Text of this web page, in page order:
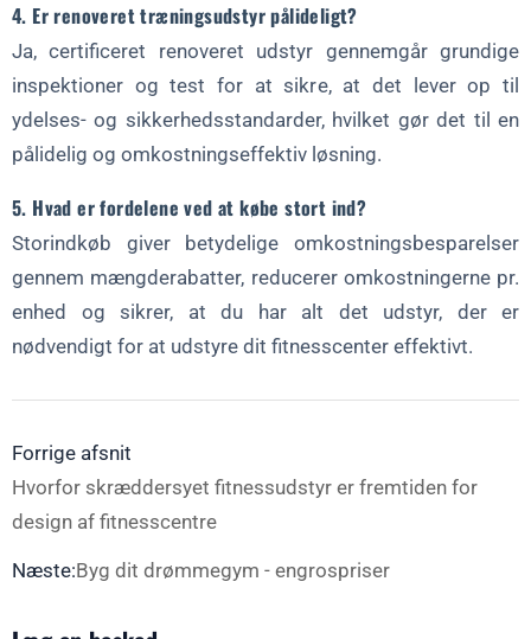
4. Er renoveret træningsudstyr pålideligt?
Ja, certificeret renoveret udstyr gennemgår grundige
inspektioner og test for at sikre, at det lever op til
ydelses- og sikkerhedsstandarder, hvilket gør det til en
pålidelig og omkostningseffektiv løsning.
5. Hvad er fordelene ved at købe stort ind?
Storindkøb giver betydelige omkostningsbesparelser
gennem mængderabatter, reducerer omkostningerne pr.
enhed og sikrer, at du har alt det udstyr, der er
nødvendigt for at udstyre dit fitnesscenter effektivt.
Forrige afsnit
Hvorfor skræddersyet fitnessudstyr er fremtiden for
design af fitnesscentre
Næste:Byg dit drømmegym - engrospriser